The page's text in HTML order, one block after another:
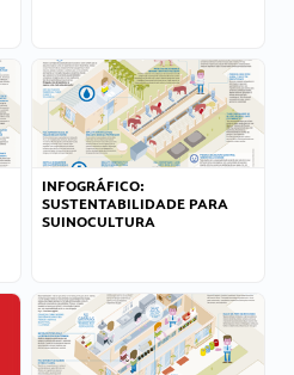
INFOGRÁFICO:
SUSTENTABILIDADE PARA
SUINOCULTURA